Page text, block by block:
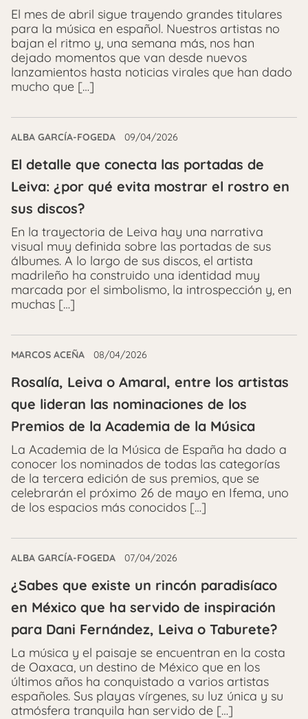
El mes de abril sigue trayendo grandes titulares
para la música en español. Nuestros artistas no
bajan el ritmo y, una semana más, nos han
dejado momentos que van desde nuevos
lanzamientos hasta noticias virales que han dado
mucho que […]
ALBA GARCÍA-FOGEDA 09/04/2026
El detalle que conecta las portadas de
Leiva: ¿por qué evita mostrar el rostro en
sus discos?
En la trayectoria de Leiva hay una narrativa
visual muy definida sobre las portadas de sus
álbumes. A lo largo de sus discos, el artista
madrileño ha construido una identidad muy
marcada por el simbolismo, la introspección y, en
muchas […]
MARCOS ACEÑA 08/04/2026
Rosalía, Leiva o Amaral, entre los artistas
que lideran las nominaciones de los
Premios de la Academia de la Música
La Academia de la Música de España ha dado a
conocer los nominados de todas las categorías
de la tercera edición de sus premios, que se
celebrarán el próximo 26 de mayo en Ifema, uno
de los espacios más conocidos […]
ALBA GARCÍA-FOGEDA 07/04/2026
¿Sabes que existe un rincón paradisíaco
en México que ha servido de inspiración
para Dani Fernández, Leiva o Taburete?
La música y el paisaje se encuentran en la costa
de Oaxaca, un destino de México que en los
últimos años ha conquistado a varios artistas
españoles. Sus playas vírgenes, su luz única y su
atmósfera tranquila han servido de […]